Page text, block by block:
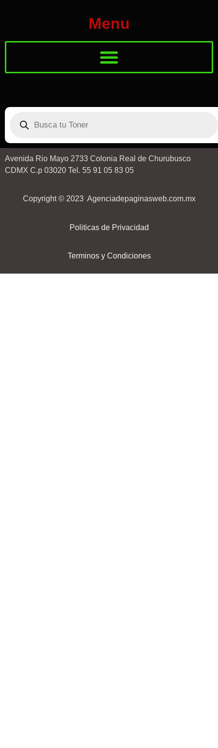
Menu
Avenida Rio Mayo 2733 Colonia Real de Churubusco
CDMX C.p 03020 Tel. 55 91 05 83 05
Copyright © 2023 Agenciadepaginasweb.com.mx
Politicas de Privacidad
Terminos y Condiciones